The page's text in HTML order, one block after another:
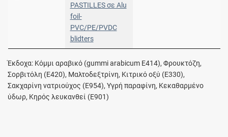
PASTILLES σε Alu
foil-
PVC/PE/PVDC
blidters
Έκδοχα: Κόμμι αραβικό (gummi arabicum E414), Φρουκτόζη,
Σορβιτόλη (E420), Μαλτοδεξτρίνη, Κιτρικό οξύ (E330),
Σακχαρίνη νατριούχος (E954), Υγρή παραφίνη, Κεκαθαρμένο
ύδωρ, Κηρός λευκανθεί (E901)